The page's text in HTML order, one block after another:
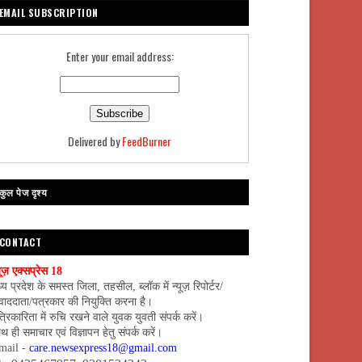
EMAIL SUBSCRIPTION
Enter your email address:
Delivered byFeedBurner
पेज दृश्य
CONTACT
एक्सप्रेस 18
प्रदेश के समस्त जिला, तहसील, ब्लॉक में न्यूज़ रिपोर्टर/
पत्रकार की नियुक्ति करना है।
में रुचि रखने वाले युवक युवती संपर्क करें।
ही समाचार एवं विज्ञापन हेतु संपर्क करें।
- care.newsexpress18@gmail.com